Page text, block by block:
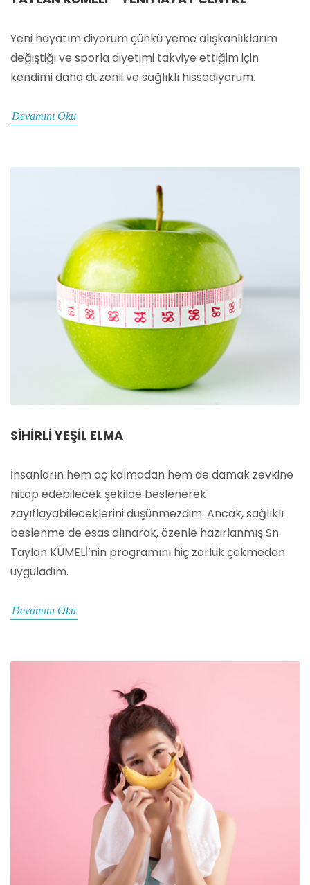
Yeni hayatım diyorum çünkü yeme alışkanlıklarım
değiştiği ve sporla diyetimi takviye ettiğim için
kendimi daha düzenli ve sağlıklı hissediyorum.
Devamını Oku
SIHIRLI YEŞIL ELMA
İnsanların hem aç kalmadan hem de damak zevkine
hitap edebilecek şekilde beslenerek
zayıflayabileceklerini düşünmezdim. Ancak, sağlıklı
beslenme de esas alınarak, özenle hazırlanmış Sn.
Taylan KÜMELİ’nin programını hiç zorluk çekmeden
uyguladım.
Devamını Oku